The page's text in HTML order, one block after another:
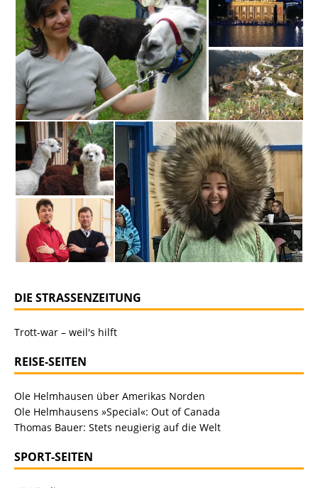
DIE STRASSENZEITUNG
Trott-war – weil's hilft
REISE-SEITEN
Ole Helmhausen über Amerikas Norden
Ole Helmhausens »Special«: Out of Canada
Thomas Bauer: Stets neugierig auf die Welt
SPORT-SEITEN